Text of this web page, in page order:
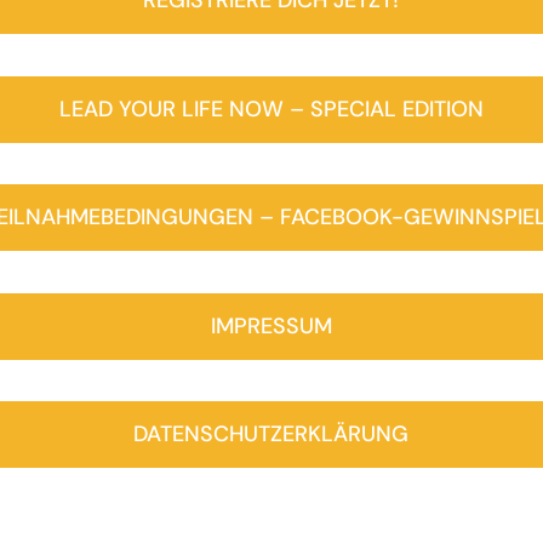
LEAD YOUR LIFE NOW – SPE­CIAL EDITION
– FACEBOOK-
IMPRES­SUM
DATEN­SCHUTZ­ER­KLÄ­RUNG